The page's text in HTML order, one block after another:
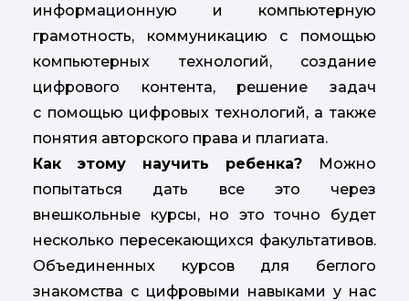
информационную и компьютерную
грамотность, коммуникацию с помощью
компьютерных технологий, создание
цифрового контента, решение задач
с помощью цифровых технологий, а также
понятия авторского права и плагиата.
Как этому научить ребенка?
Можно
попытаться дать все это через
внешкольные курсы, но это точно будет
несколько пересекающихся факультативов.
Объединенных курсов для беглого
знакомства с цифровыми навыками у нас